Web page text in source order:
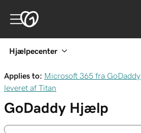
Hjælpecenter
Applies to: Microsoft 365 fra GoDaddy
leveret af Titan
GoDaddy Hjælp